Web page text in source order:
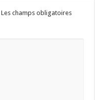
Les champs obligatoires